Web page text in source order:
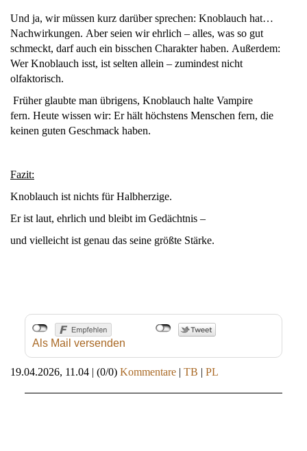
Und ja, wir müssen kurz darüber sprechen: Knoblauch hat…
Nachwirkungen. Aber seien wir ehrlich – alles, was so gut
schmeckt, darf auch ein bisschen Charakter haben. Außerdem:
Wer Knoblauch isst, ist selten allein – zumindest nicht
olfaktorisch.
Früher glaubte man übrigens, Knoblauch halte Vampire
fern. Heute wissen wir: Er hält höchstens Menschen fern, die
keinen guten Geschmack haben.
Fazit:
Knoblauch ist nichts für Halbherzige.
Er ist laut, ehrlich und bleibt im Gedächtnis –
und vielleicht ist genau das seine größte Stärke.
Als Mail versenden
19.04.2026, 11.04 | (0/0) Kommentare | TB | PL